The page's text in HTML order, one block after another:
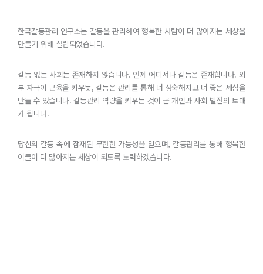
한국갈등관리 연구소는 갈등을 관리하여 행복한 사람이 더 많아지는 세상을
만들기 위해 설립되었습니다.
갈등 없는 사회는 존재하지 않습니다. 언제 어디서나 갈등은 존재합니다. 외
부 자극이 근육을 키우듯, 갈등은 관리를 통해 더 성숙해지고 더 좋은 세상을
만들 수 있습니다. 갈등관리 역량을 키우는 것이 곧 개인과 사회 발전의 토대
가 됩니다.
당신의 갈등 속에 잠재된 무한한 가능성을 믿으며,갈등관리를 통해 행복한
이들이 더 많아지는 세상이 되도록 노력하겠습니다.